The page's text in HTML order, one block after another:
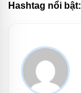
Hashtag nổi bật: